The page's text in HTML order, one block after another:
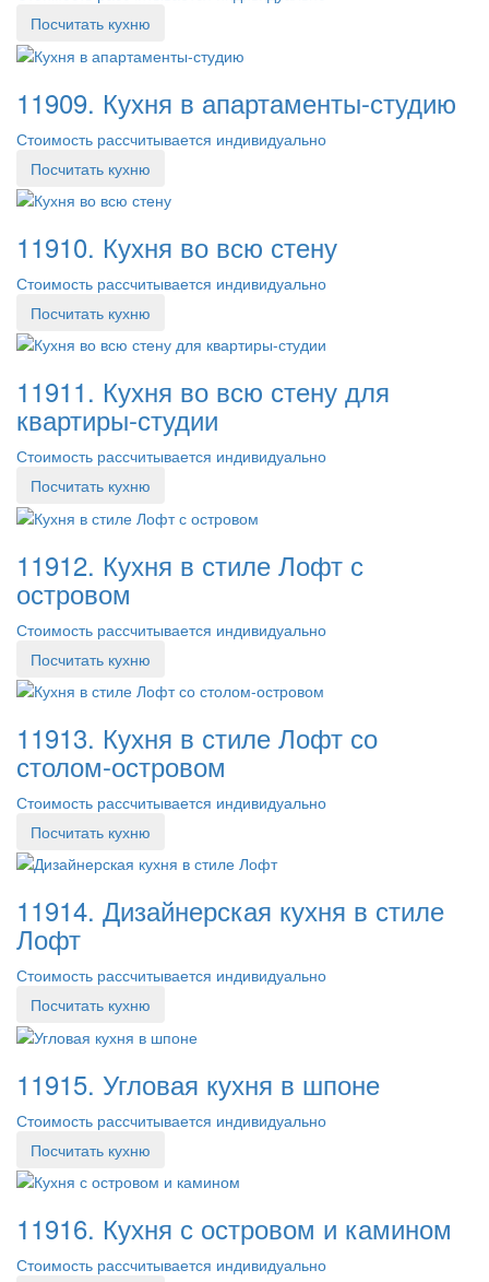
Посчитать кухню
11909. Кухня в апартаменты-студию
Стоимость рассчитывается индивидуально
Посчитать кухню
11910. Кухня во всю стену
Стоимость рассчитывается индивидуально
Посчитать кухню
11911. Кухня во всю стену для
квартиры-студии
Стоимость рассчитывается индивидуально
Посчитать кухню
11912. Кухня в стиле Лофт с
островом
Стоимость рассчитывается индивидуально
Посчитать кухню
11913. Кухня в стиле Лофт со
столом-островом
Стоимость рассчитывается индивидуально
Посчитать кухню
11914. Дизайнерская кухня в стиле
Лофт
Стоимость рассчитывается индивидуально
Посчитать кухню
11915. Угловая кухня в шпоне
Стоимость рассчитывается индивидуально
Посчитать кухню
11916. Кухня с островом и камином
Стоимость рассчитывается индивидуально